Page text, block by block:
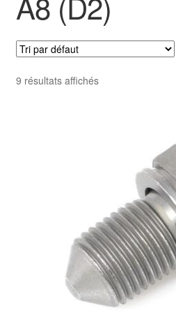
Mercedes
Porsche
Volkswagen
9 résultats affichés